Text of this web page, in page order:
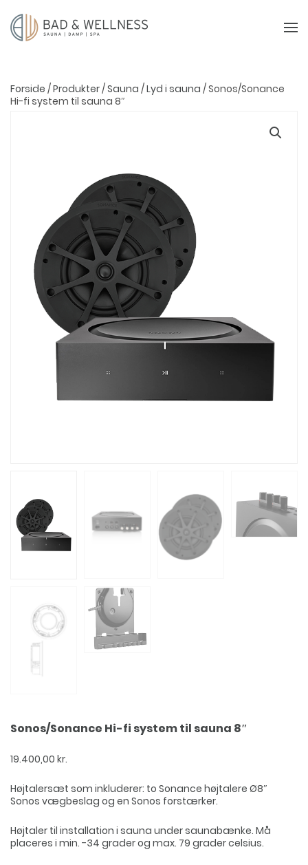
Forside /Produkter/Sauna /Lyd i sauna / Sonos/Sonance
Hi-fi system til sauna 8″
Sonos/Sonance Hi-fi system til sauna 8″
19.400,00 kr.
Højtalersæt som inkluderer: to Sonance højtalere Ø8″
Sonos vægbeslag og en Sonos forstærker.
Højtaler til installation i sauna under saunabænke. Må
placeres i min. -34 grader og max. 79 grader celsius.